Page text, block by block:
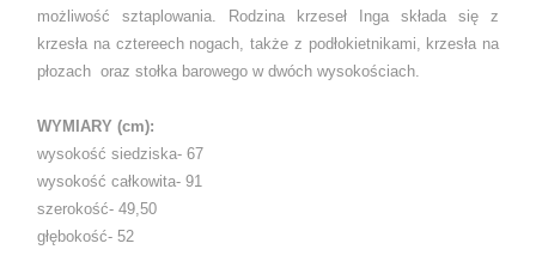
możliwość sztaplowania. Rodzina krzeseł Inga składa się z
krzesła na cztereech nogach, także z podłokietnikami, krzesła na
płozach oraz stołka barowego w dwóch wysokościach.
WYMIARY (cm):
wysokość siedziska- 67
wysokość całkowita- 91
szerokość- 49,50
głębokość- 52